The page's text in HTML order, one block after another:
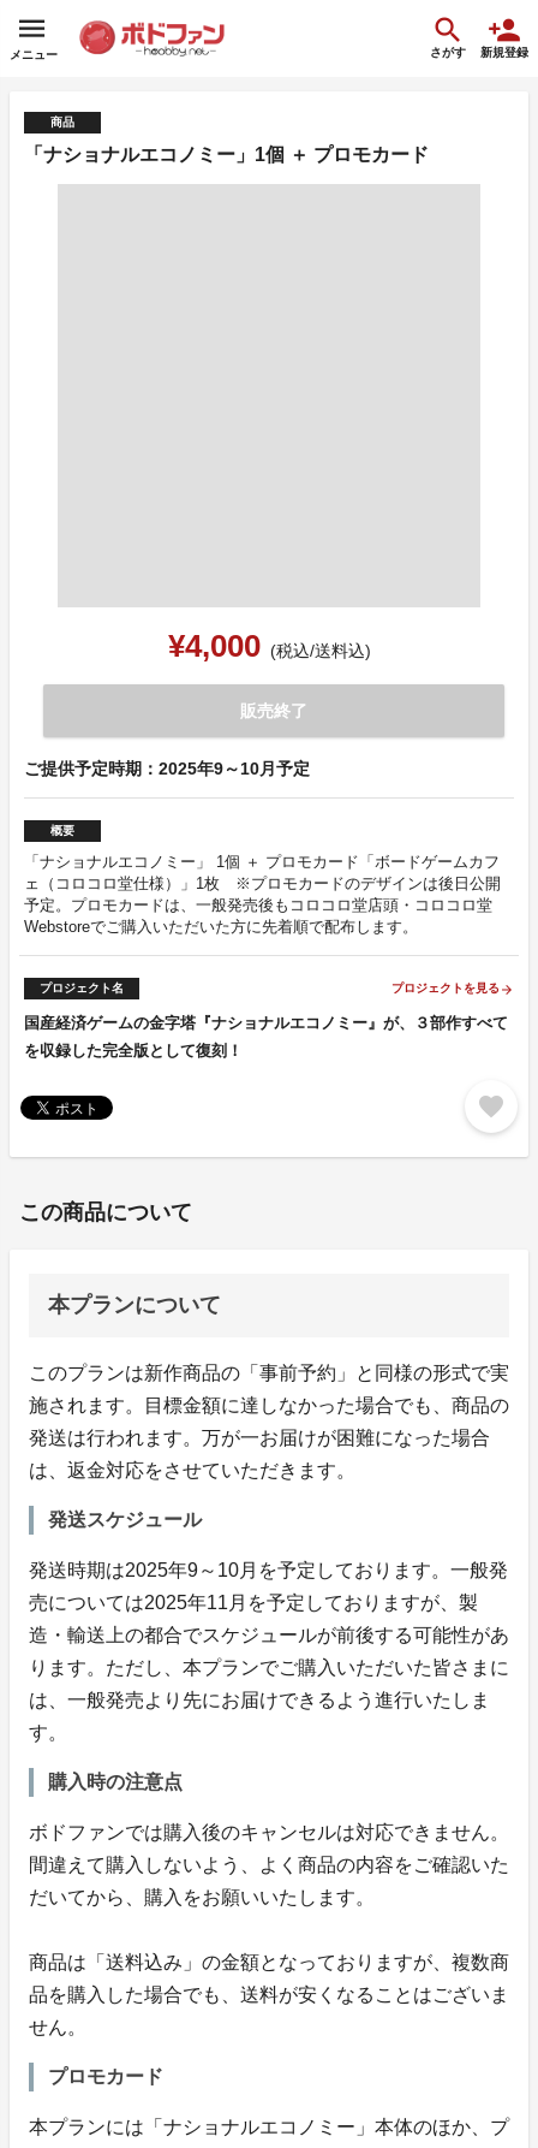
メニュー さがす 新規登録
商品
「ナショナルエコノミー」1個 ＋ プロモカード
¥4,000 (税込/送料込)
販売終了
ご提供予定時期：2025年9～10月予定
概要
「ナショナルエコノミー」 1個 ＋ プロモカード「ボードゲームカフ
ェ（コロコロ堂仕様）」1枚 ※プロモカードのデザインは後日公開
予定。プロモカードは、一般発売後もコロコロ堂店頭・コロコロ堂
Webstoreでご購入いただいた方に先着順で配布します。
プロジェクト名 プロジェクトを見る arrow_forward
国産経済ゲームの金字塔『ナショナルエコノミー』が、３部作すべて
を収録した完全版として復刻！
favorite
この商品について
本プランについて
このプランは新作商品の「事前予約」と同様の形式で実
施されます。目標金額に達しなかった場合でも、商品の
発送は行われます。万が一お届けが困難になった場合
は、返金対応をさせていただきます。
発送スケジュール
発送時期は2025年9～10月を予定しております。一般発
売については2025年11月を予定しておりますが、製
造・輸送上の都合でスケジュールが前後する可能性があ
ります。ただし、本プランでご購入いただいた皆さまに
は、一般発売より先にお届けできるよう進行いたしま
す。
購入時の注意点
ボドファンでは購入後のキャンセルは対応できません。
間違えて購入しないよう、よく商品の内容をご確認いた
だいてから、購入をお願いいたします。
商品は「送料込み」の金額となっておりますが、複数商
品を購入した場合でも、送料が安くなることはございま
せん。
プロモカード
本プランには「ナショナルエコノミー」本体のほか、プ